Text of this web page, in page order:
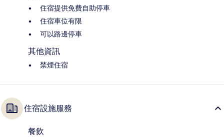
住宿提供免費自助停車
住宿車位有限
可以路邊停車
其他資訊
禁煙住宿
住宿設施服務
餐飲